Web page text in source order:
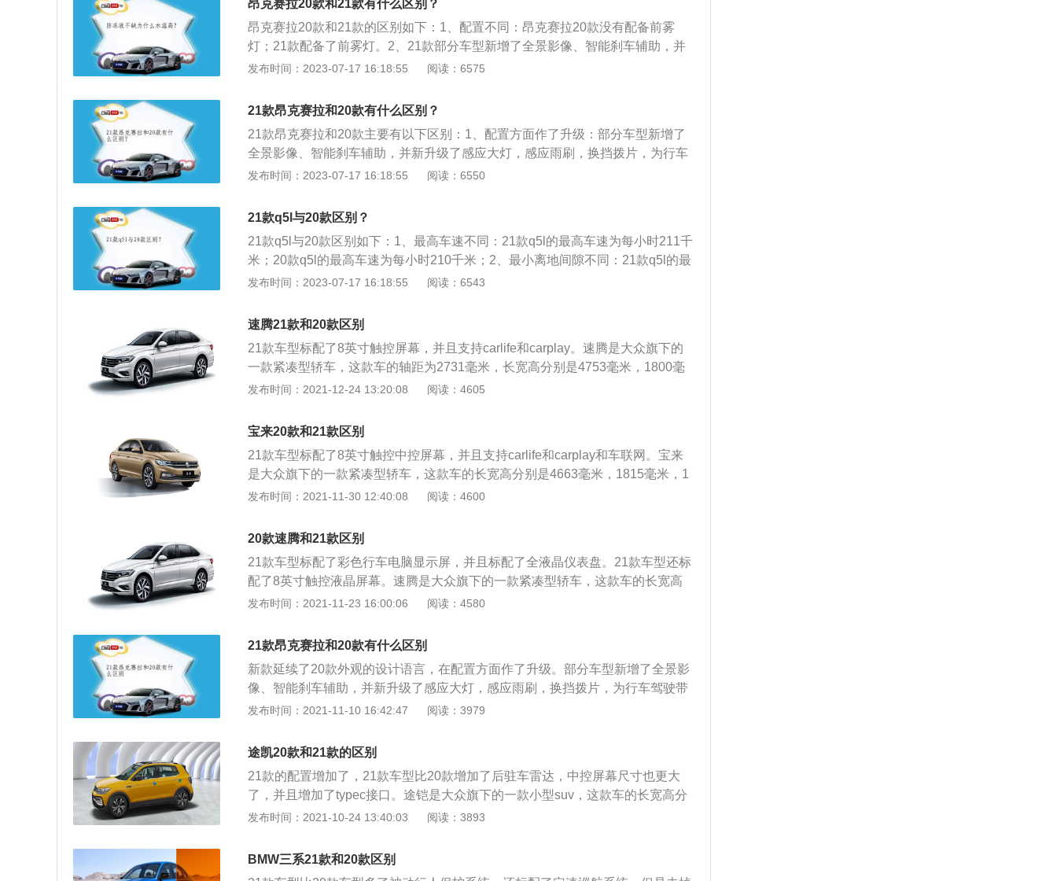
昂克赛拉20款和21款有什么区别？
昂克赛拉20款和21款的区别如下：1、配置不同：昂克赛拉20款没有配备前雾
灯；21款配备了前雾灯。2、21款部分车型新增了全景影像、智能刹车辅助，并
新升级了感应大灯，感应雨刷，换挡拨片。3、价格不同：21款略贵。扩展资
类型为汽油机，变速箱为6挡MT。这两款车的长宽高分别为4662mm、1797m
m、1445mm，轴距为2726mm，车身类型为4门5座三厢轿车，驱动方式为前置
前驱，车体结构为承载式，助力类型为电动助力，前悬挂类型为麦弗逊式独立悬
挂，后悬挂类型为蝶形仿生式非独立悬挂。2、动力方面，车辆搭载2.0L自然吸气
发动机，最大马力158马力，最大扭矩202牛米。传动系统采用6挡手自一体变速
发布时间：2023-07-17 16:18:55 阅读：6575
21款昂克赛拉和20款有什么区别？
21款昂克赛拉和20款主要有以下区别：1、配置方面作了升级：部分车型新增了
全景影像、智能刹车辅助，并新升级了感应大灯，感应雨刷，换挡拨片，为行车
驾驶带来更佳体验。2、安全系统：升级了智能驾驶辅助系统为司机提供自适应
光，为行车安全保驾护航。3、昂克赛拉21款还能选购个性十足的运动化改装套
件，车主在外观选择方面有更多选择。
发布时间：2023-07-17 16:18:55 阅读：6550
21款q5l与20款区别？
21款q5l与20款区别如下：1、最高车速不同：21款q5l的最高车速为每小时211千
米；20款q5l的最高车速为每小时210千米；2、最小离地间隙不同：21款q5l的最
小离地间隙为166mm；20款q5l的最小离地间隙为179mm；除此之外，21款q5l
动方式均为前置四驱，前后悬挂均为五连杆独立悬挂。
发布时间：2023-07-17 16:18:55 阅读：6543
速腾21款和20款区别
21款车型标配了8英寸触控屏幕，并且支持carlife和carplay。速腾是大众旗下的
一款紧凑型轿车，这款车的轴距为2731毫米，长宽高分别是4753毫米，1800毫
米，1462毫米。速腾一共使用了两款发动机，一款是1.2升涡轮增压发动机，另
大扭矩。与这款发动机匹配的是5速手动变速箱或7速双离合变速箱。1.4升涡轮增
压发动机拥有150马力和250牛米的最大扭矩。与这款发动机匹配的是7速双离合
变速箱。双离合变速箱可以提高汽车的换挡速度和传动效率，这种变速箱是基于
手动变速箱研发而来的产品，这种变速箱只是比手动变速箱多了一套离合器和一
套换挡控制机构。使用双离合变速箱可以提高汽车的燃油经济性。速腾的前悬架
车的操控性和乘坐舒适性。多连杆悬架的成本也是比较高的，这种悬架是基于双
叉臂悬架改进而来的，这种悬架是将双叉臂悬架的两个叉臂改成了单独的连杆。
发布时间：2021-12-24 13:20:08 阅读：4605
宝来20款和21款区别
21款车型标配了8英寸触控中控屏幕，并且支持carlife和carplay和车联网。宝来
是大众旗下的一款紧凑型轿车，这款车的长宽高分别是4663毫米，1815毫米，1
462毫米，轴距为2688毫米。这款车一共使用了三款发动机，分别是1.2升涡轮增
拥有113马力和145牛米的最大扭矩，这款发动机的最大功率转速为6000转每分
钟，最大扭矩转速为3900转每分钟。这款发动机搭载了多点电喷技术，并且使用
了铝合金缸盖缸体。1.2升涡轮增压发动机拥有116马力和200牛米的最大扭矩，
这款发动机的最大功率转速为5000转每分钟，最大扭矩转速为2000到3500转每
分钟。这款发动机搭载了缸内直喷技术，并且使用了铝合金缸盖缸体。1.4升涡轮
00到6000转每分钟，最大扭矩转速为1750到3000转每分钟。宝来的前悬架使用
了麦弗逊独立悬架，后悬架使用了扭力梁非独立悬架。后悬架使用扭力梁可以扩
大后排的乘坐空间和后备箱空间。
发布时间：2021-11-30 12:40:08 阅读：4600
20款速腾和21款区别
21款车型标配了彩色行车电脑显示屏，并且标配了全液晶仪表盘。21款车型还标
配了8英寸触控液晶屏幕。速腾是大众旗下的一款紧凑型轿车，这款车的长宽高
分别是4753毫米，1800毫米，1462毫米，轴距为2731毫米。速腾使用了两款发
增压发动机最大功率为85kw，最大功率转速为5000转每分钟，最大扭矩为200牛
米，最大扭矩转速为2000到3500转每分钟。这款发动机搭载了缸内直喷技术，并
且使用了铝合金你缸盖缸体。使用铝合金缸盖缸体可以降低发动机的重量，这样
可以提高汽车的操控性和燃油经济性。与这款发动机匹配的是5速手动变速箱或7
速双离合变速箱。1.4升涡轮增压发动机最大功率为110kw，最大功率转速为500
钟。这款发动机搭载了缸内直喷技术，并且使用了铝合金缸盖缸体。与这款发动
机匹配的是7速双离合变速箱。使用双离合变速箱可以提高汽车的换挡速度和传
动效率。
发布时间：2021-11-23 16:00:06 阅读：4580
21款昂克赛拉和20款有什么区别
新款延续了20款外观的设计语言，在配置方面作了升级。部分车型新增了全景影
像、智能刹车辅助，并新升级了感应大灯，感应雨刷，换挡拨片，为行车驾驶带
来更佳体验。动力方面，车辆搭载2.0L自然吸气发动机，最大马力158马力，最
2.0L压燃发动机的型号可供选择。升级的智能驾驶辅助系统为司机提供自适应巡
航、车道偏离矫正、车道保持等贴心功能，智能感应大灯能自动适应远近灯光，
为行车安全保驾护航。昂克赛拉最大亮点是搭载的马自达自研独有压燃发动机，
为喜欢高性能操控的朋友带来强劲动力感受。昂克赛拉21款还能选购个性十足的
运动化改装套件，车主在外观选择方面有更多选择。
发布时间：2021-11-10 16:42:47 阅读：3979
途凯20款和21款的区别
21款的配置增加了，21款车型比20款增加了后驻车雷达，中控屏幕尺寸也更大
了，并且增加了typec接口。途铠是大众旗下的一款小型suv，这款车的长宽高分
别是4218毫米，1760毫米，1599毫米，轴距为2651毫米。途铠一共使用了两款
然吸气发动机最大功率为83kw，最大功率转速为6000转每分钟，最大扭矩为145
牛米，最大扭矩转速为3900转每分钟。这款发动机搭载了多点电喷技术，并且使
发布时间：2021-10-24 13:40:03 阅读：3893
BMW三系21款和20款区别